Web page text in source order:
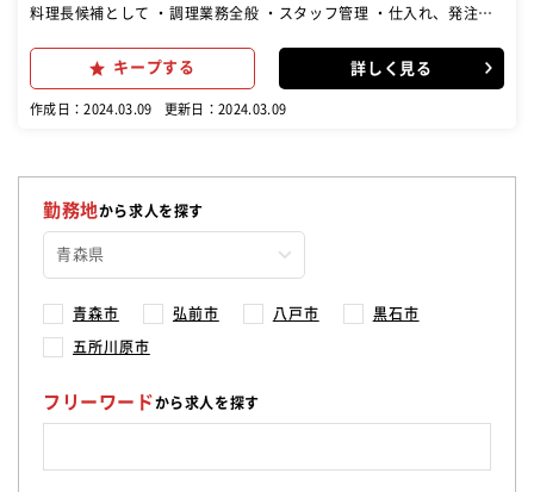
料理長候補として ・調理業務全般 ・スタッフ管理 ・仕入れ、発注作
キープする 詳しく見る
作成日：2024.03.09 更新日：2024.03.09
勤務地から求人を探す
青森市 弘前市 八戸市 黒石市
五所川原市
フリーワードから求人を探す